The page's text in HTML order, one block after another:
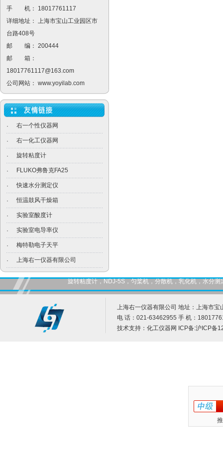
手 机： 18017761117
详细地址： 上海市宝山工业园区市
台路408号
邮 编： 200444
邮 箱：
18017761117@163.com
公司网站： www.yoyilab.com
· 右一个性仪器网
· 右一化工仪器网
· 旋转粘度计
· FLUKO弗鲁克FA25
· 快速水分测定仪
· 恒温鼓风干燥箱
· 实验室酸度计
· 实验室电导率仪
· 梅特勒电子天平
· 上海右一仪器有限公司
旋转粘度计，NDJ-5S，匀桨机，分散机，乳化机，水分
上海右一仪器有限公司 地址：上海市宝
电 话：021-63462955 手 机：
技术支持： 化工仪器网 ICP备:沪ICP备